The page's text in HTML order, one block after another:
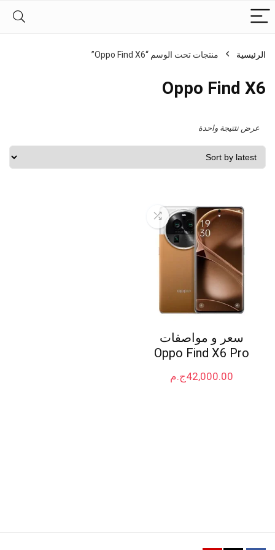
الرئيسية منتجات تحت الوسم “Oppo Find X6”
Oppo Find X6
عرض نتتيجة واحدة
سعر و مواصفات
Oppo Find X6 Pro
ج.م42,000.00